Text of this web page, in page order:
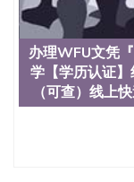
假毕业证能查
551190476 如
假大学毕业证
QQ微信
外毕业证外壳
业证QQ微信
551190476国
文凭回国认证
信551190476
外烫金照片QQ
办理WFU文凭
学【学历认证
（可查）线上